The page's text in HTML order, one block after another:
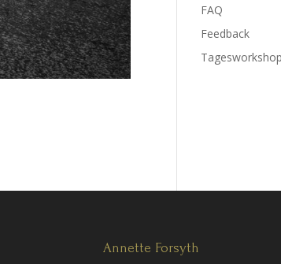
FAQ
Feedback
Annette Forsyth